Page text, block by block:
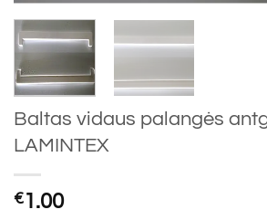
Baltas vidaus palangės
LAMINTEX
€1.00